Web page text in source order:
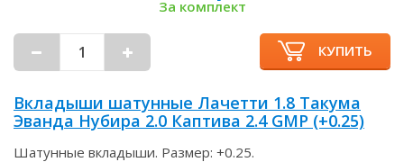
За комплект
КУПИТЬ
Вкладыши шатунные Лачетти 1.8 Такума
Эванда Нубира 2.0 Каптива 2.4 GMP (+0.25)
Шатунные вкладыши. Размер: +0.25.